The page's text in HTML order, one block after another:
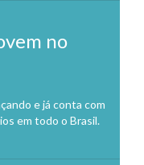
no
e já conta com
em todo o Brasil.